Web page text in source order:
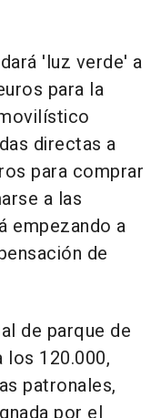
'luz verde' a
para la
directas a
para comprar
a las
empezando a
de
de parque de
120.000,
patronales,